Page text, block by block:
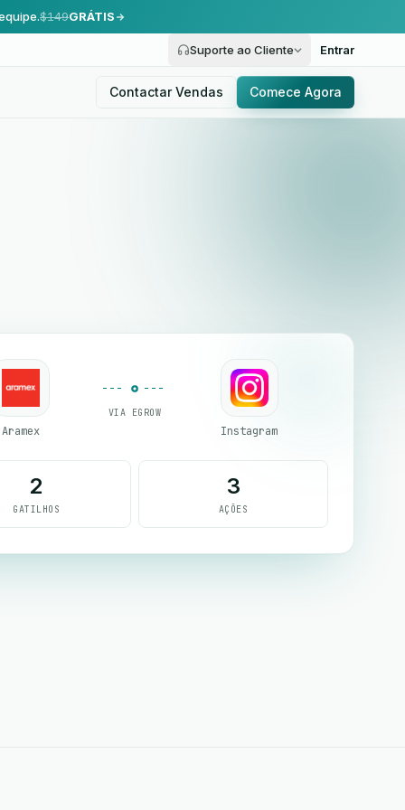
$149GRÁTIS
Suporte ao Cliente Entrar
Contactar Vendas Comece Agora
Aramex
VIA EGROW
Instagram
2
GATILHOS
3
AÇÕES